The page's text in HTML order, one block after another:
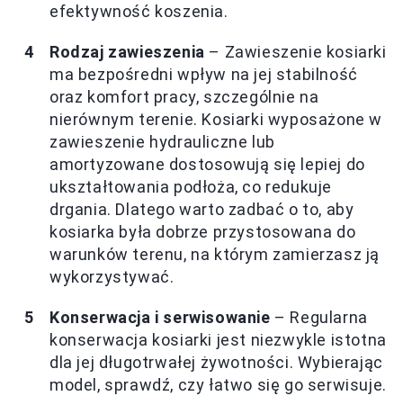
efektywność koszenia.
Rodzaj zawieszenia – Zawieszenie kosiarki
ma bezpośredni wpływ na jej stabilność
oraz komfort pracy, szczególnie na
nierównym terenie. Kosiarki wyposażone w
zawieszenie hydrauliczne lub
amortyzowane dostosowują się lepiej do
ukształtowania podłoża, co redukuje
drgania. Dlatego warto zadbać o to, aby
kosiarka była dobrze przystosowana do
warunków terenu, na którym zamierzasz ją
wykorzystywać.
Konserwacja i serwisowanie – Regularna
konserwacja kosiarki jest niezwykle istotna
dla jej długotrwałej żywotności. Wybierając
model, sprawdź, czy łatwo się go serwisuje.